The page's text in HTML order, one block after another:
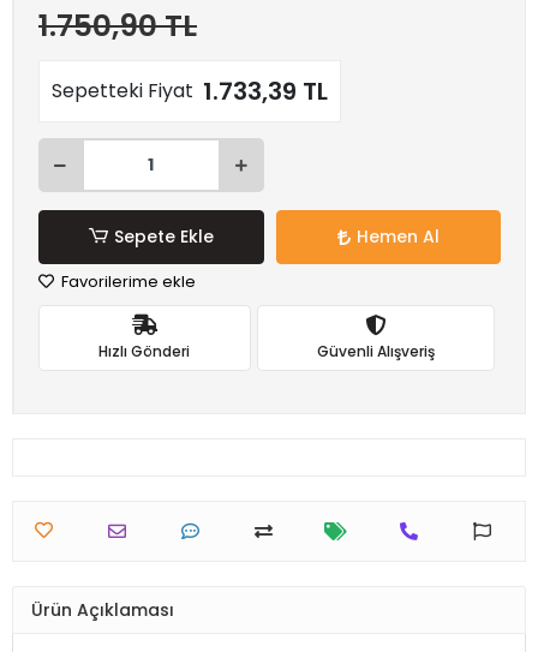
1.750,90 TL
Sepetteki Fiyat 1.733,39 TL
Sepete Ekle Hemen Al
Favorilerime ekle
Hızlı Gönderi Güvenli Alışveriş
Ürün Açıklaması